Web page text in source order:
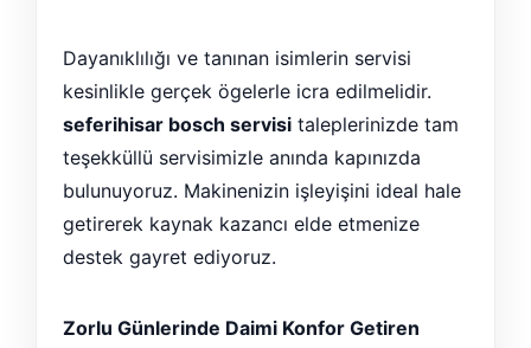
Dayanıklılığı ve tanınan isimlerin servisi
kesinlikle gerçek ögelerle icra edilmelidir.
seferihisar bosch servisi taleplerinizde tam
teşekküllü servisimizle anında kapınızda
bulunuyoruz. Makinenizin işleyişini ideal hale
getirerek kaynak kazancı elde etmenize
destek gayret ediyoruz.
Zorlu Günlerinde Daimi Konfor Getiren